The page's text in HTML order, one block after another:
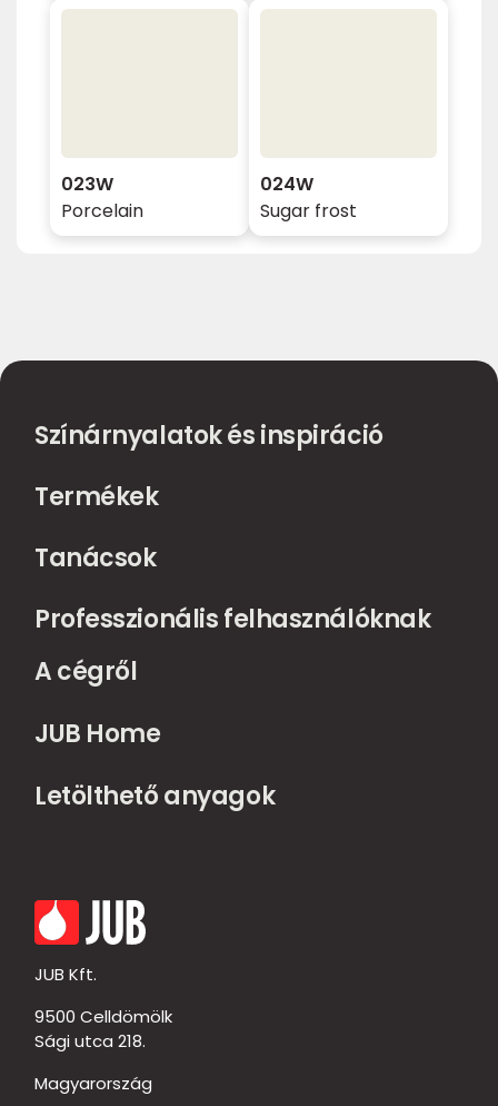
023W
Porcelain
024W
Sugar frost
Színárnyalatok és inspiráció
Termékek
Tanácsok
Professzionális felhasználóknak
A cégről
JUB Home
Letölthető anyagok
JUB Kft.
9500 Celldömölk
Sági utca 218.
Magyarország